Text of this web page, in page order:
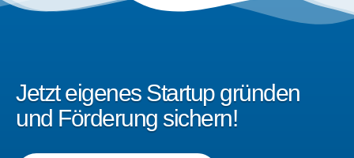
Jetzt eigenes Startup gründen
und Förderung sichern!